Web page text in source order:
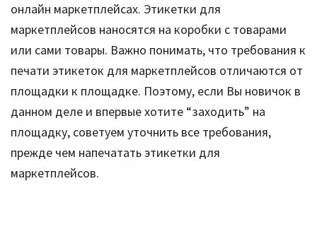
онлайн маркетплейсах. Этикетки для
маркетплейсов наносятся на коробки с товарами
или сами товары. Важно понимать, что требования к
печати этикеток для маркетплейсов отличаются от
площадки к площадке. Поэтому, если Вы новичок в
данном деле и впервые хотите “заходить” на
площадку, советуем уточнить все требования,
прежде чем напечатать этикетки для
маркетплейсов.